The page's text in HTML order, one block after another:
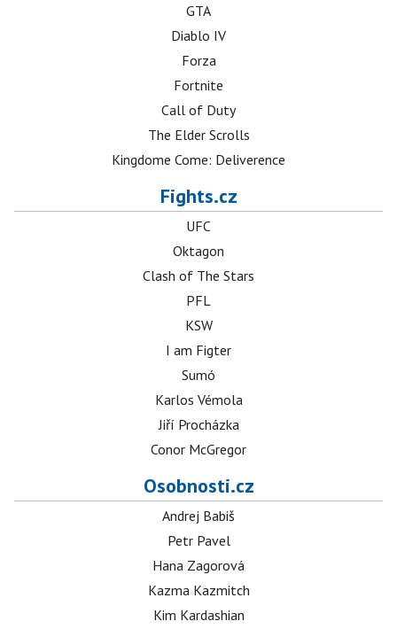
GTA
Diablo IV
Forza
Fortnite
Call of Duty
The Elder Scrolls
Kingdome Come: Deliverence
Fights.cz
UFC
Oktagon
Clash of The Stars
PFL
KSW
I am Figter
Sumó
Karlos Vémola
Jiří Procházka
Conor McGregor
Osobnosti.cz
Andrej Babiš
Petr Pavel
Hana Zagorová
Kazma Kazmitch
Kim Kardashian